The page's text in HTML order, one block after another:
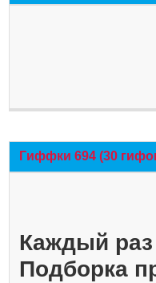
Гиффки 694 (30
Каждый
Подборка